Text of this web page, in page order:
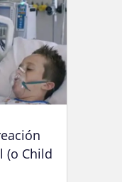
(o Child